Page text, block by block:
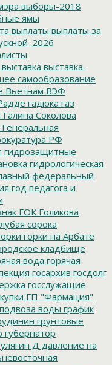
выборы-2018
ямы
выплаты выплаты за
выставка выставка-
самообразование
Вьетнам ВЭФ
гадюка газ
Галина Соколова
Генеральная
РФ
гидрозащитные
гидрологическая
федеральный
год педагога и
ГОК Голикова
сорока
горки на Арбате
кладбище
вода горячая
госархив госдолг
госслужащие
ГП "Фармация"
воды график
грунтовые
губернатор
Д давление на